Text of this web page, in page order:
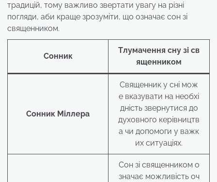
традицій, тому важливо звертати увагу на різні
погляди, аби краще зрозуміти, що означає сон зі
священником.
Сонник
Тлумачення сну зі св
ященником
Сонник Міллера
Священник у сні мож
е вказувати на необхі
дність звернутися до
духовного керівництв
а чи допомоги у важк
их ситуаціях.
Сон зі священником о
значає можливість оч